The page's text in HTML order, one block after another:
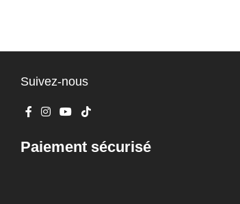
Suivez-nous
Paiement sécurisé